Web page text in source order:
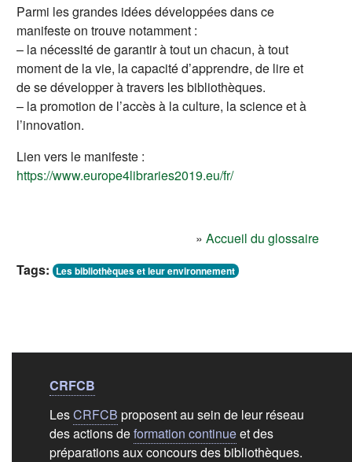
Parmi les grandes idées développées dans ce
manifeste on trouve notamment :
– la nécessité de garantir à tout un chacun, à tout
moment de la vie, la capacité d’apprendre, de lire et
de se développer à travers les bibliothèques.
– la promotion de l’accès à la culture, la science et à
l’innovation.
Lien vers le manifeste :
https://www.europe4libraries2019.eu/fr/(s'ouvre dans un
» Accueil du glossaire
Tags: Les bibliothèques et leur environnement
Liens de bas de
CRFCB
LesCRFCB proposent au sein de leur réseau
des actions deformation continueet des
préparations aux concours des bibliothèques.